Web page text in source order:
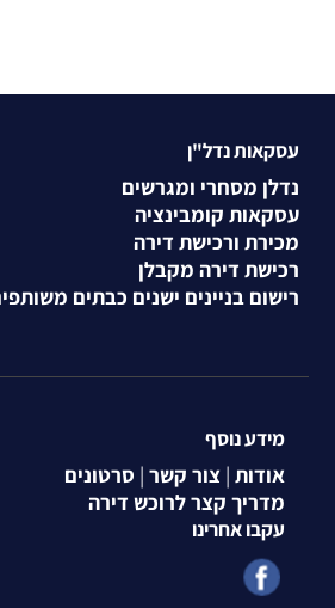
עסקאות נדל"ן
נדלן מסחרי ומגרשים
עסקאות קומבינציה
מכירת ורכישת דירה
רכישת דירה מקבלן
רישום בניינים ישנים כבתים
מידע נוסף
אודות | צור קשר | סרטונים
מדריך קצר לרוכש דירה
עקבו אחרינו